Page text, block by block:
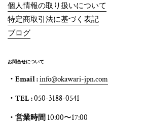
個人情報の取り扱いについて
特定商取引法に基づく表記
ブログ
お問合せについて
・Email :info@okawari-jpn.com
・TEL :050-3188-0541
・営業時間 10:00〜17:00